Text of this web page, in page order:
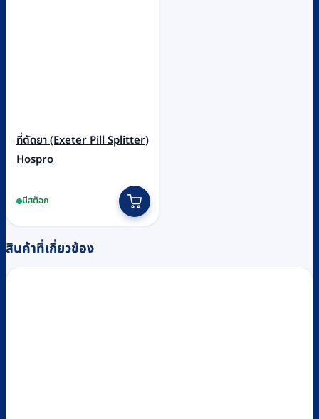
ที่ตัดยา (Exeter Pill Splitter)
Hospro
มีสต็อก
สินค้าที่เกี่ยวข้อง